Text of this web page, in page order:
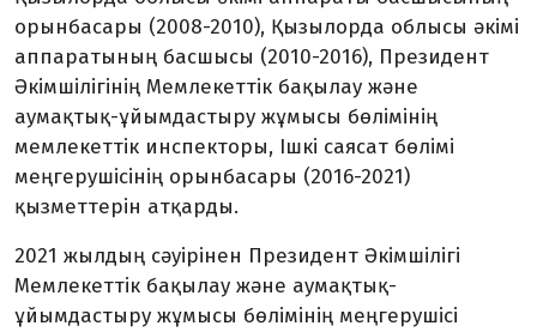
орынбасары (2008-2010), Қызылорда облысы әкімі
аппаратының басшысы (2010-2016), Президент
Әкімшілігінің Мемлекеттік бақылау және
аумақтық-ұйымдастыру жұмысы бөлімінің
мемлекеттік инспекторы, Ішкі саясат бөлімі
меңгерушісінің орынбасары (2016-2021)
қызметтерін атқарды.
2021 жылдың сәуірінен Президент Әкімшілігі
Мемлекеттік бақылау және аумақтық-
ұйымдастыру жұмысы бөлімінің меңгерушісі